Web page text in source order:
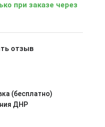
при заказе через
отзыв
(бесплатно)
ДНР